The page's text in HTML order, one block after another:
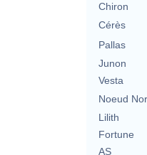
Chiron
Cérès
Pallas
Junon
Vesta
Noeud
Lilith
Fortune
AS